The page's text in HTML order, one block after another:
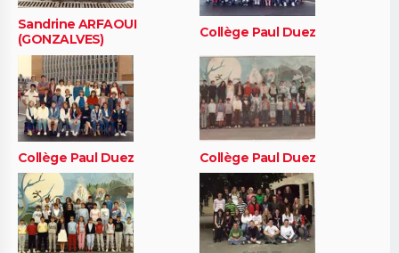
Sandrine ARFAOUI
(GONZALVES)
Collège Paul Duez
Collège Paul Duez Collège Paul Duez